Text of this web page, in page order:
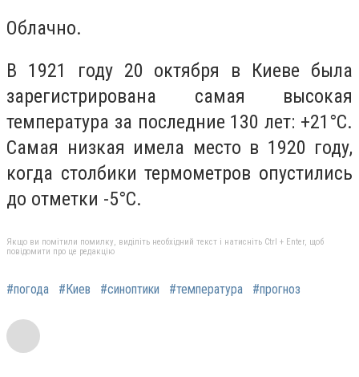
Облачно.
В 1921 году 20 октября в Киеве была
зарегистрирована самая высокая
температура за последние 130 лет: +21°C.
Самая низкая имела место в 1920 году,
когда столбики термометров опустились
до отметки -5°C.
Якщо ви помітили помилку, виділіть необхідний текст і натисніть Ctrl + Enter, щоб
повідомити про це редакцію
#погода #Киев #синоптики #температура #прогноз